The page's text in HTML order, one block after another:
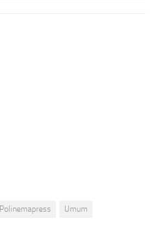
Polinemapress Umum